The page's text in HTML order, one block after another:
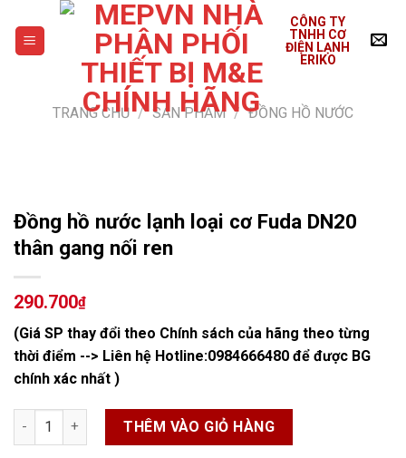
content
CÔNG TY
TNHH CƠ
ĐIỆN LẠNH
ERIKO
TRANG CHỦ / SẢN PHẨM / ĐỒNG HỒ NƯỚC
Đồng hồ nước lạnh loại cơ Fuda DN20
thân gang nối ren
290.700₫
(Giá SP thay đổi theo Chính sách của hãng theo từng
thời điểm --> Liên hệ Hotline:0984666480 để được BG
chính xác nhất )
Đồng hồ nước lạnh loại cơ Fuda DN20 thân gang nối ren số
THÊM VÀO GIỎ HÀNG